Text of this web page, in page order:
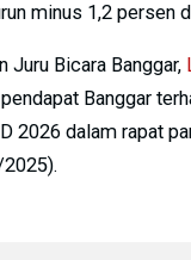
minus 1,2 persen
Juru Bicara Banggar,
Banggar
2026 dalam rapat